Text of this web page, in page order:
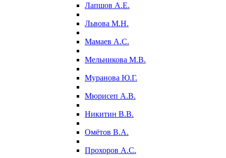
Лапшов А.Е.
Львова М.Н.
Мамаев А.С.
Мельникова М.В.
Муранова Ю.Г.
Мюрисеп А.В.
Никитин В.В.
Омётов В.А.
Прохоров А.С.